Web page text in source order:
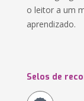
o leitor a um
aprendizado.
Selos de